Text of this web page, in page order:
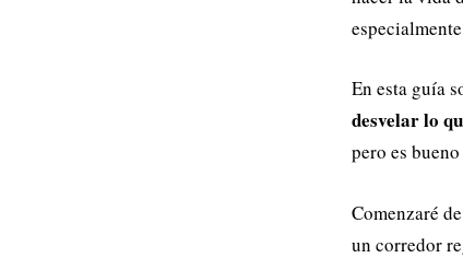
En esta guía
desvelar lo
pero es
Comenzaré
un corredor